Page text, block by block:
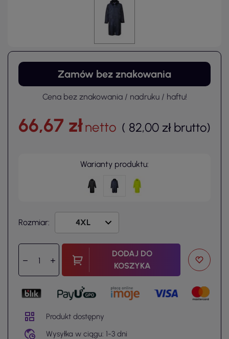
Zamów bez znakowania
Cena bez znakowania / nadruku / haftu!
66,67 złnetto ( 82,00 zł brutto)
Warianty produktu:
Rozmiar:
DODAJ DO
KOSZYKA
Produkt dostępny
Wysyłka w ciągu: 1-3 dni